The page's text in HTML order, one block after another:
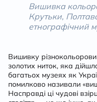
Вишивка
Крутьки,
етнографічний
Вишивку
золотих ниток, яка
багатьох музеях як
помилково називали
Насправді ці чудові